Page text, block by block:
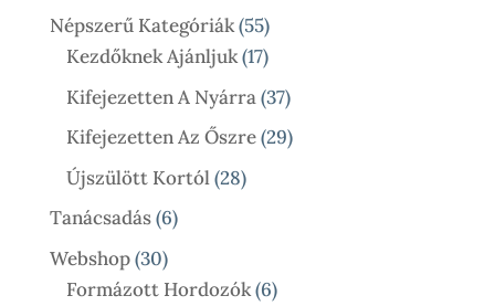
Népszerű Kategóriák 5555
Termék
Kezdőknek Ajánljuk 1717
Termék
Kifejezetten A Nyárra 3737
Termék
Kifejezetten Az Őszre 2929
Újszülött Kortól 2828
Tanácsadás 66
Webshop 3030
Termék
Formázott Hordozók 66